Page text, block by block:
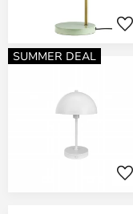
SUMMER DEAL